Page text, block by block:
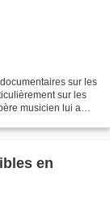
sur les
sur les
musicien lui a
en